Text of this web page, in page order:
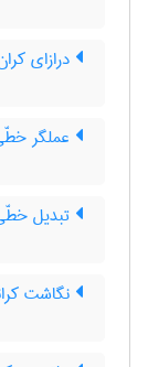
درازای
عملگر
تبدیل
نگاشت